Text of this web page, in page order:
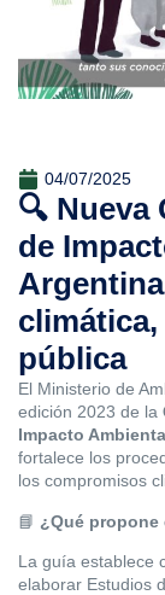
04/07/2025
🔍 Nueva
de
pública
El Ministerio de
edición 2023 de la
Impacto
fortalece los
los compromisos
📘 ¿Qué
La guía establece
elaborar Estudios